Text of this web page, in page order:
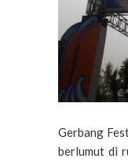
Gerbang
berlumut di